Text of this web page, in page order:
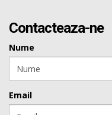
Contacteaza-ne
Nume
Email